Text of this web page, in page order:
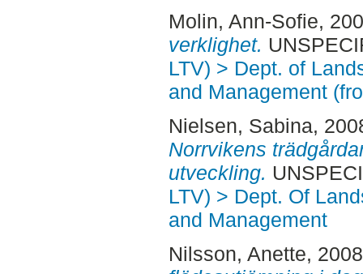
Molin, Ann-Sofie,
verklighet.
LTV) > Dept. of
and Management
Nielsen, Sabina,
Norrvikens
utveckling.
LTV) > Dept. Of
and Management
Nilsson, Anette,